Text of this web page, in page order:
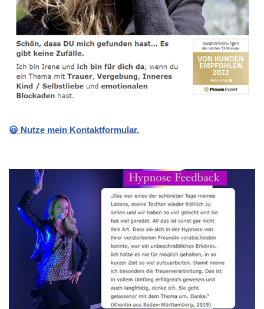
😃 Nutze mein Kontaktformular.